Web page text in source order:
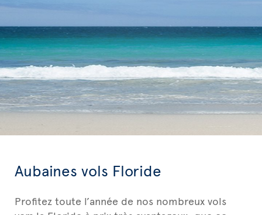
Aubaines vols Floride
Profitez toute l’année de nos nombreux vols